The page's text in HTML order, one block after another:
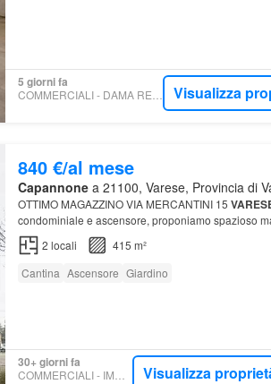
5 giorni fa
Visualizza
840 €/al mese
Capannonea 21100, Varese, Provincia di
OTTIMO MAGAZZINO VIA MERCANTINI 15
condominiale e ascensore, proponiamo spazioso
èdicirca 415 mq, è situato al piano interrato ed è
2 locali
415 m²
Cantina Ascensore Giardino
30+ giorni fa
Visualizza